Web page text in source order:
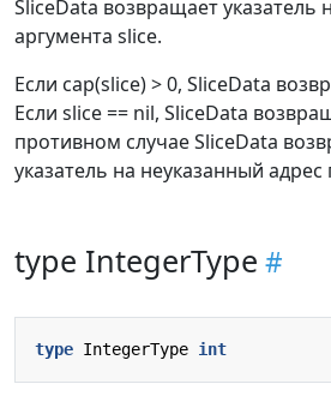
SliceData возвращает указатель
аргумента slice.
Если cap(slice) > 0, SliceData
Если slice == nil, SliceData
противном случае SliceData
указатель на неуказанный адрес
type IntegerType
type IntegerType int